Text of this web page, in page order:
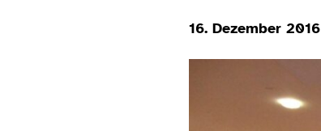
16. Dezember 2016